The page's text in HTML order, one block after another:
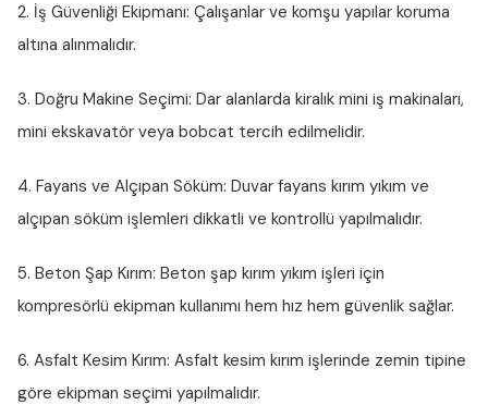
2. İş Güvenliği Ekipmanı: Çalışanlar ve komşu yapılar koruma
altına alınmalıdır.
3. Doğru Makine Seçimi: Dar alanlarda kiralık mini iş makinaları,
mini ekskavatör veya bobcat tercih edilmelidir.
4. Fayans ve Alçıpan Söküm: Duvar fayans kırım yıkım ve
alçıpan söküm işlemleri dikkatli ve kontrollü yapılmalıdır.
5. Beton Şap Kırım: Beton şap kırım yıkım işleri için
kompresörlü ekipman kullanımı hem hız hem güvenlik sağlar.
6. Asfalt Kesim Kırım: Asfalt kesim kırım işlerinde zemin tipine
göre ekipman seçimi yapılmalıdır.